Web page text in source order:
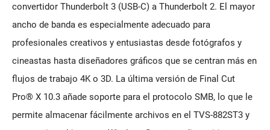
convertidor Thunderbolt 3 (USB-C) a Thunderbolt 2. El mayor
ancho de banda es especialmente adecuado para
profesionales creativos y entusiastas desde fotógrafos y
cineastas hasta diseñadores gráficos que se centran más en
flujos de trabajo 4K o 3D. La última versión de Final Cut
Pro® X 10.3 añade soporte para el protocolo SMB, lo que le
permite almacenar fácilmente archivos en el TVS-882ST3 y